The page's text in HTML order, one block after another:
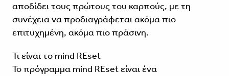
αποδίδει τους πρώτους του καρπούς, με τη
συνέχεια να προδιαγράφεται ακόμα πιο
επιτυχημένη, ακόμα πιο πράσινη.
Τι είναι το mind REset
Το πρόγραμμα mind REset είναι ένα